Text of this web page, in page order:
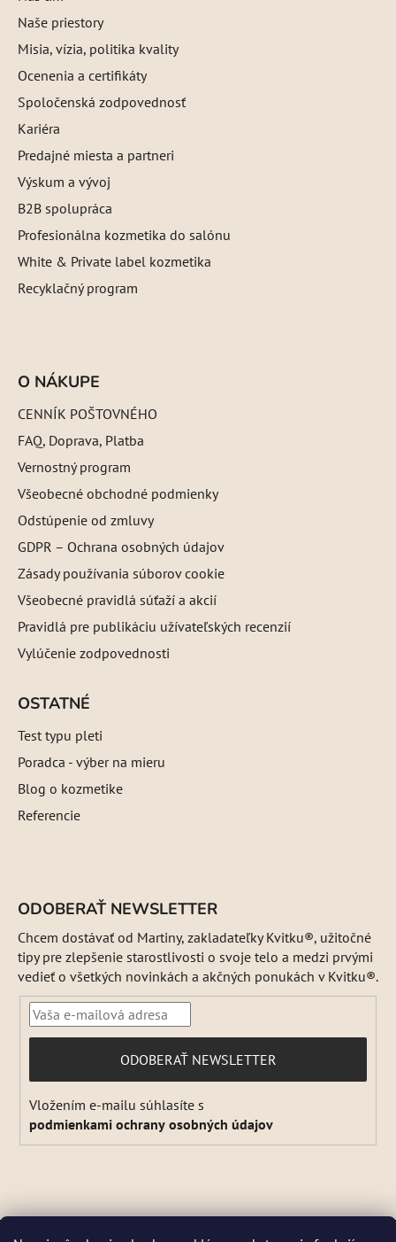
Naše priestory
Misia, vízia, politika kvality
Ocenenia a certifikáty
Spoločenská zodpovednosť
Kariéra
Predajné miesta a partneri
Výskum a vývoj
B2B spolupráca
Profesionálna kozmetika do salónu
White & Private label kozmetika
Recyklačný program
O NÁKUPE
CENNÍK POŠTOVNÉHO
FAQ, Doprava, Platba
Vernostný program
Všeobecné obchodné podmienky
Odstúpenie od zmluvy
GDPR – Ochrana osobných údajov
Zásady používania súborov cookie
Všeobecné pravidlá súťaží a akcií
Pravidlá pre publikáciu užívateľských recenzií
Vylúčenie zodpovednosti
OSTATNÉ
Test typu pleti
Poradca - výber na mieru
Blog o kozmetike
Referencie
ODOBERAŤ NEWSLETTER
Chcem dostávať od Martiny, zakladateľky Kvitku®, užitočné
tipy pre zlepšenie starostlivosti o svoje telo a medzi prvými
vedieť o všetkých novinkách a akčných ponukách v Kvitku®.
PRIHLÁSIŤ
SA
ODOBERAŤ NEWSLETTER
Vložením e-mailu súhlasíte s
podmienkami ochrany osobných údajov